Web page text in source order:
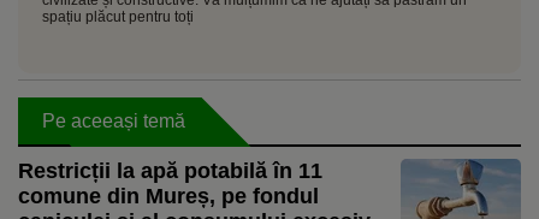
spațiu plăcut pentru toți
Pe aceeași temă
Restricții la apă potabilă în 11
comune din Mureș, pe fondul